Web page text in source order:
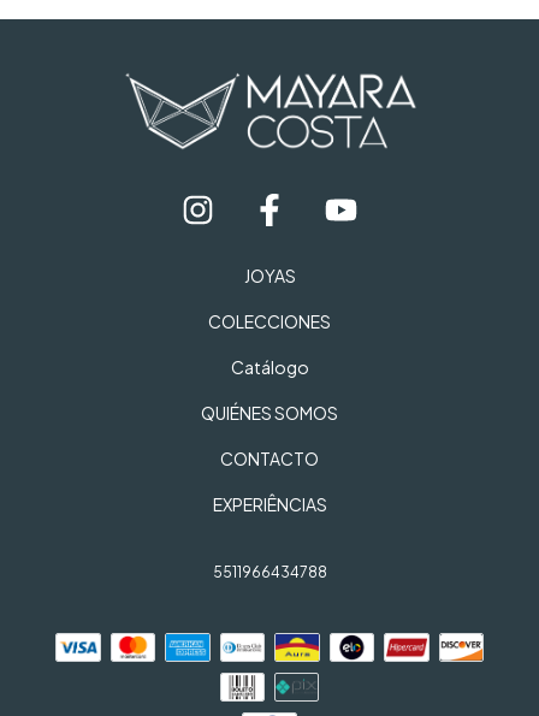
JOYAS
COLECCIONES
Catálogo
QUIÉNES SOMOS
CONTACTO
EXPERIÊNCIAS
5511966434788